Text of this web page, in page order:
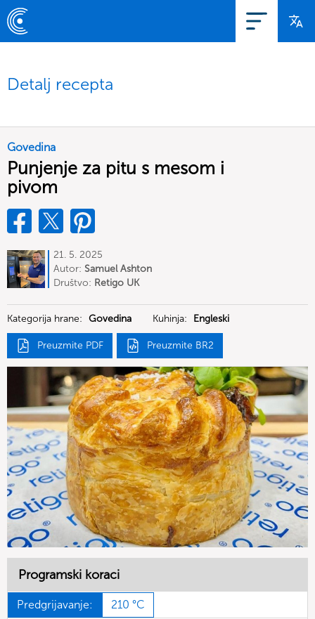
Detalj recepta
Govedina
Punjenje za pitu s mesom i
pivom
21. 5. 2025
Autor: Samuel Ashton
Društvo: Retigo UK
Kategorija hrane: Govedina Kuhinja: Engleski
Preuzmite PDF Preuzmite BR2
Programski koraci
Predgrijavanje: 210 °C